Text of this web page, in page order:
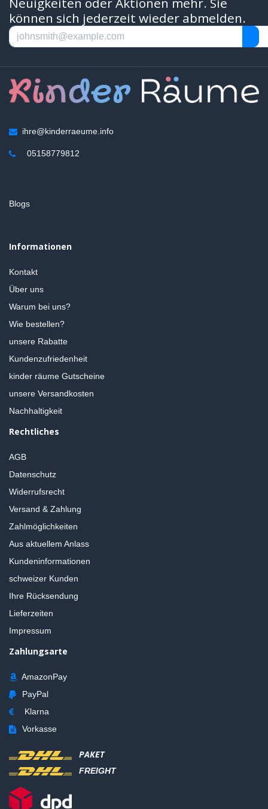
können sich jederzeit wieder abmelden.
ihre@kinderraeume.info
05158779812
Blogs
Informationen
Kontakt
Über uns
Warum bei uns?
Wie bestellen?
unsere Rabatte
Kundenzufriedenheit
kinder räume Gutscheine
unsere Versandkosten
Nachhaltigkeit
Rechtliches
AGB
Datenschutz
Widerrufsrecht
Versand & Zahlung
Zahlmöglichkeiten
Aus aktuellem Anlass
Kundeninformationen
schweizer Kunden
Ihre Rücksendung
Lieferzeiten
Impressum
Zahlungsarte
AmazonPay
PayPal
Klarna
Vorkasse
PAKET
FREIGHT